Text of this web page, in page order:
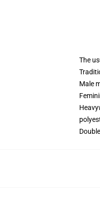
The
Male